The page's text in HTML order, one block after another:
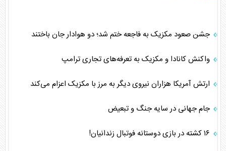
جشن صعود مکزیک به فاجعه ختم شد؛ دو هوادار جان باختند
واکنش کانادا و مکزیک به تعرفه‌های تجاری ترامپ
ارتش آمریکا هزاران نیروی دیگر به مرز با مکزیک اعزام می‌کند
جام جهانی در سایه جنگ و تبعیض